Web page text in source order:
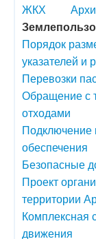
ЖКХ
Порядок
указателей и
Перевозки
Обращение с
отходами
Подключение
обеспечения
Безопасные
Проект
территории
Комплексная
движения